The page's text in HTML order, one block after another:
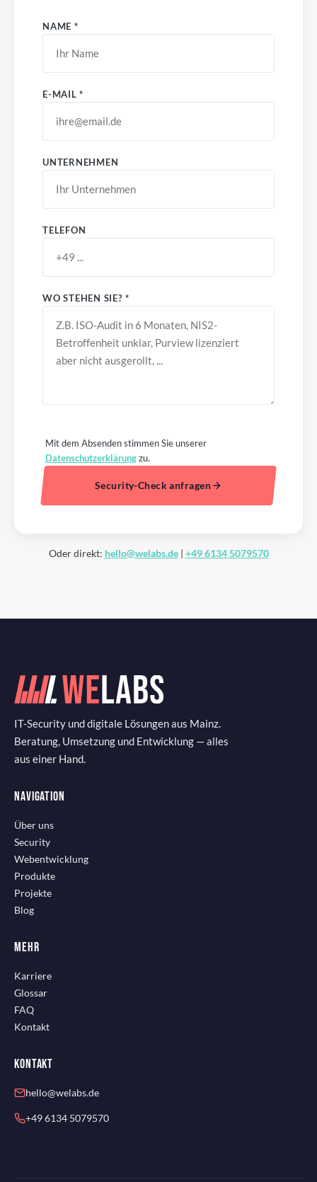
NAME *
E-MAIL *
UNTERNEHMEN
TELEFON
WO STEHEN SIE? *
Mit dem Absenden stimmen Sie unserer
Datenschutzerklärungzu.
Security-Check anfragen
Oder direkt: hello@welabs.de| +49 6134 5079570
IT-Security und digitale Lösungen aus Mainz.
Beratung, Umsetzung und Entwicklung — alles
aus einer Hand.
NAVIGATION
Über uns
Security
Webentwicklung
Produkte
Projekte
Blog
MEHR
Karriere
Glossar
FAQ
Kontakt
KONTAKT
hello@welabs.de
+49 6134 5079570